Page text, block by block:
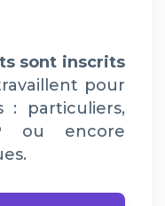
sont inscrits
pour
: particuliers,
ou encore